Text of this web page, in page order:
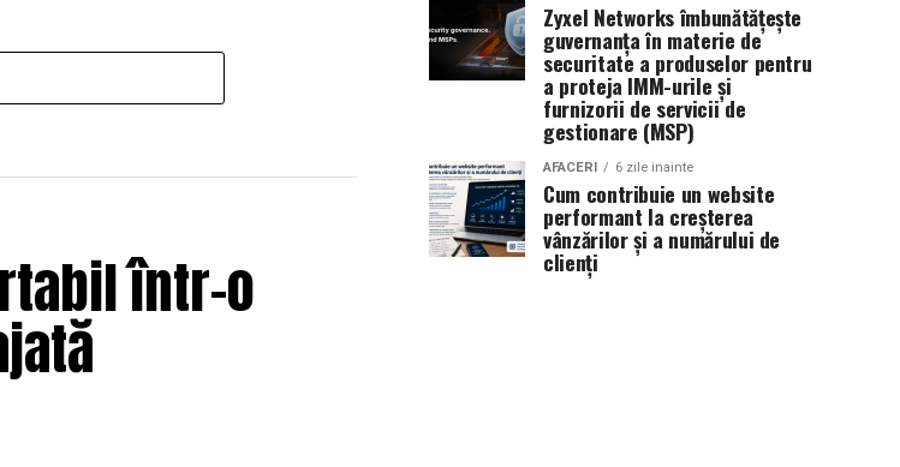
într-o
Zyxel Networks îmbunătățește
guvernanța în materie de
securitate a produselor pentru
a proteja IMM-urile și
furnizorii de servicii de
gestionare (MSP)
AFACERI 6 zile inainte
Cum contribuie un website
performant la creșterea
vânzărilor și a numărului de
clienți